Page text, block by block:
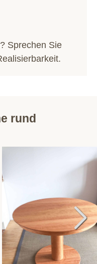
Sprechen Sie
rund